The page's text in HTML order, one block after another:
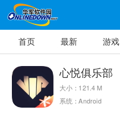
首页 最新 游戏
心悦俱乐部
大小：121.4 M
系统：Android